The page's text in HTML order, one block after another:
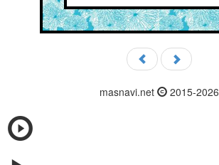
masnavi.net 2015-2026